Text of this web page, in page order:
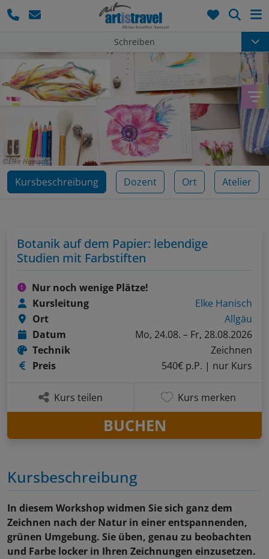
Schreiben
Elke Hanisch
Kursbeschreibung Dozent Ort Atelier
Kursbeschreibung
In diesem Workshop widmen Sie sich ganz dem
Zeichnen nach der Natur in einer entspannenden,
grünen Umgebung. Sie üben, genau zu beobachten
und Farbe locker in Ihren Zeichnungen einzusetzen.
Botanik auf dem Papier: lebendige
Studien mit Farbstiften
Nur noch wenige Plätze!
Kursleitung
Elke Hanisch
Ort
Allgäu
Datum
Mo, 24.08. – Fr, 28.08.2026
Technik
Zeichnen
Preis
540€ p.P. | nur Kurs
Kurs teilen Kurs merken
BUCHEN